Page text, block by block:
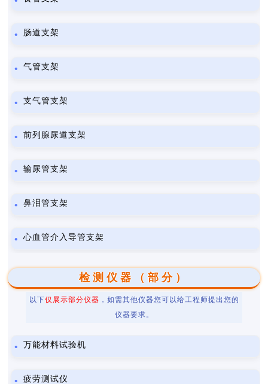
肠道支架
气管支架
支气管支架
前列腺尿道支架
输尿管支架
鼻泪管支架
心血管介入导管支架
检测仪器（部分）
以下仅展示部分仪器 ，如需其他仪器您可以给工程师提出您的
仪器要求。
万能材料试验机
疲劳测试仪